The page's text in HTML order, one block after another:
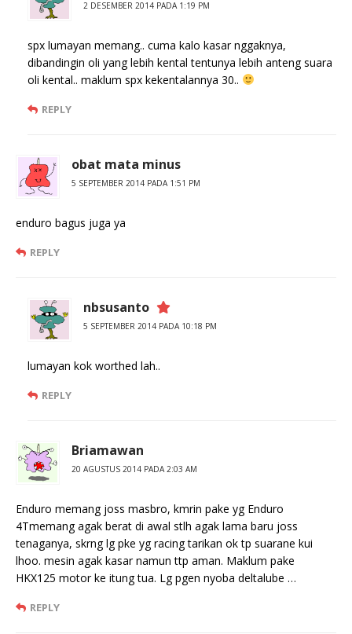
2 DESEMBER 2014 PADA 1:19 PM
spx lumayan memang.. cuma kalo kasar nggaknya,
dibandingin oli yang lebih kental tentunya lebih anteng suara
oli kental.. maklum spx kekentalannya 30..
REPLY
obat mata minus
5 SEPTEMBER 2014 PADA 1:51 PM
enduro bagus juga ya
REPLY
nbsusanto
5 SEPTEMBER 2014 PADA 10:18 PM
lumayan kok worthed lah..
REPLY
Briamawan
20 AGUSTUS 2014 PADA 2:03 AM
Enduro memang joss masbro, kmrin pake yg Enduro
4Tmemang agak berat di awal stlh agak lama baru joss
tenaganya, skrng lg pke yg racing tarikan ok tp suarane kui
lhoo. mesin agak kasar namun ttp aman. Maklum pake
HKX125 motor ke itung tua. Lg pgen nyoba deltalube …
REPLY